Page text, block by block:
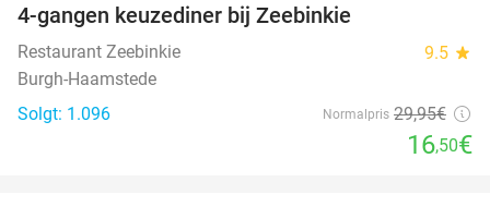
4-gangen keuzediner bij Zeebinkie
Restaurant Zeebinkie 9.5 star
Burgh-Haamstede
Solgt: 1.096
Normalpris 29,95€
16,50€